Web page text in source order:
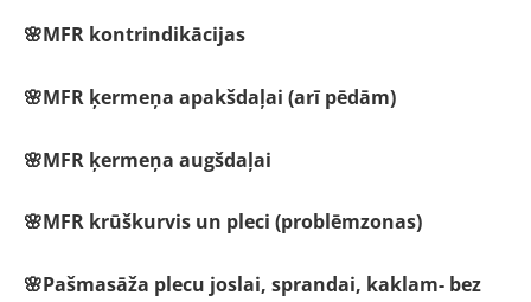
🌸MFR kontrindikācijas
🌸MFR ķermeņa apakšdaļai (arī pēdām)
🌸MFR ķermeņa augšdaļai
🌸MFR krūškurvis un pleci (problēmzonas)
🌸Pašmasāža plecu joslai, sprandai, kaklam- bez